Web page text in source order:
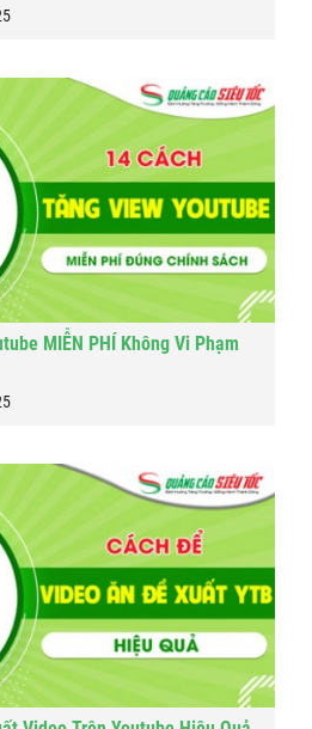
MIỄN PHÍ Không Vi Phạm